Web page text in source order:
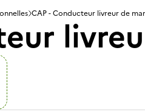
CAP - Conducteur livreur de